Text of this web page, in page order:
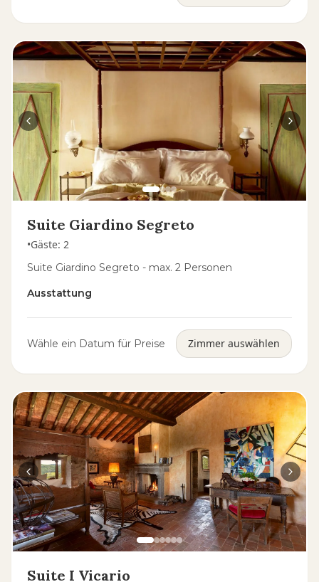
Suite Giardino Segreto
•Gäste: 2
Suite Giardino Segreto - max. 2 Personen
Ausstattung
Wähle ein Datum für Preise Zimmer auswählen
Suite I Vicario